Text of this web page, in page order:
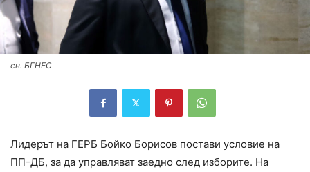
сн. БГНЕС
Лидерът на ГЕРБ Бойко Борисов постави условие на
ПП-ДБ, за да управляват заедно след изборите. На